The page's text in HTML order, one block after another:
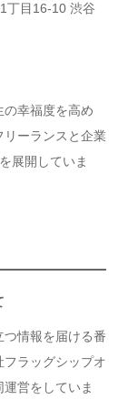
丁目16-10 渋谷
幸福度を高め
ーランスと企業
展開していま
つ情報を届ける番
ラッグシップオ
営をしていま